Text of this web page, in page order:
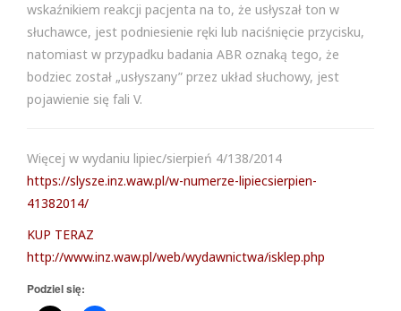
wskaźnikiem reakcji pacjenta na to, że usłyszał ton w
słuchawce, jest podniesienie ręki lub naciśnięcie przycisku,
natomiast w przypadku badania ABR oznaką tego, że
bodziec został „usłyszany” przez układ słuchowy, jest
pojawienie się fali V.
Więcej w wydaniu lipiec/sierpień 4/138/2014
https://slysze.inz.waw.pl/w-numerze-lipiecsierpien-
41382014/
KUP TERAZ
http://www.inz.waw.pl/web/wydawnictwa/isklep.php
Podziel się: